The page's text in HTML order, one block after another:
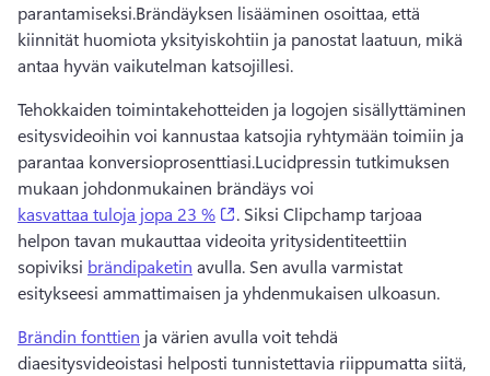
parantamiseksi.Brändäyksen lisääminen osoittaa, että
kiinnität huomiota yksityiskohtiin ja panostat laatuun, mikä
antaa hyvän vaikutelman katsojillesi.
Tehokkaiden toimintakehotteiden ja logojen sisällyttäminen
esitysvideoihin voi kannustaa katsojia ryhtymään toimiin ja
parantaa konversioprosenttiasi.Lucidpressin tutkimuksen
mukaan johdonmukainen brändäys voi
kasvattaa tuloja jopa 23 %
(opens in a new tab)
. Siksi Clipchamp tarjoaa
helpon tavan mukauttaa videoita yritysidentiteettiin
sopiviksi brändipaketin avulla. Sen avulla varmistat
esitykseesi ammattimaisen ja yhdenmukaisen ulkoasun.
Brändin fonttien ja värien avulla voit tehdä
diaesitysvideoistasi helposti tunnistettavia riippumatta siitä,